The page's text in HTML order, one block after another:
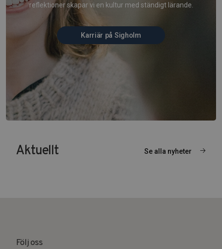
reflektioner skapar vi en kultur med ständigt lärande.
Karriär på Sigholm
Aktuellt Se alla nyheter
Följ oss